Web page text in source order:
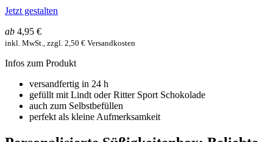
Jetzt gestalten
ab 4,95 €
inkl. MwSt., zzgl. 2,50 € Versandkosten
Infos zum Produkt
versandfertig in 24 h
gefüllt mit Lindt oder Ritter Sport Schokolade
auch zum Selbstbefüllen
perfekt als kleine Aufmerksamkeit